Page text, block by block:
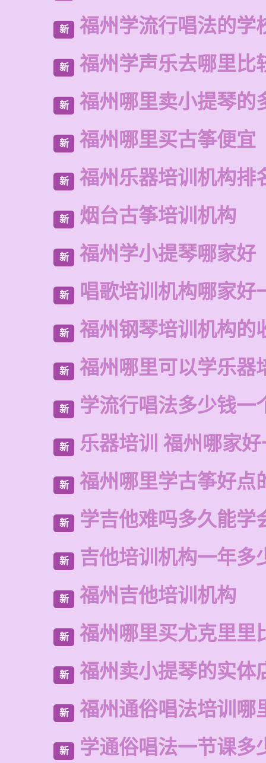
新 福州学流行唱法的学
新 福州学声乐去哪里比
新 福州哪里卖小提琴的
新 福州哪里买古筝便宜
新 福州乐器培训机构排
新 烟台古筝培训机构
新 福州学小提琴哪家好
新 唱歌培训机构哪家好
新 福州钢琴培训机构的
新 福州哪里可以学乐器
新 学流行唱法多少钱一
新 乐器培训 福州哪家
新 福州哪里学古筝好点
新 学吉他难吗多久能学
新 吉他培训机构一年多
新 福州吉他培训机构
新 福州哪里买尤克里里
新 福州卖小提琴的实体
新 福州通俗唱法培训哪
新 学通俗唱法一节课多